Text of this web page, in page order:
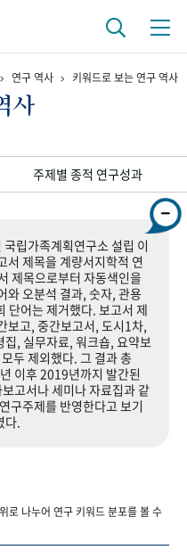
관장
박물 영상 기록물
50+1주년 광장
연구 역사 키워드로 보는 연구 역사
사
주제별 종적 연구성과
립가족계획연구소 설립 이
제목을 계량서지학적 연
제목으로부터 자동색인을
와 오분석 결과, 숫자, 관용
단어는 제거했다. 보고서 제
보고, 중간보고서, 도시1차,
, 실무자료, 워크숍, 요약보
두 제외했다. 그 결과 총
이후 2019년까지 발간된
고서나 세미나 자료집과 같
구주제를 반영한다고 보기
다.
로 나누어 연구 키워드 분포를 볼 수